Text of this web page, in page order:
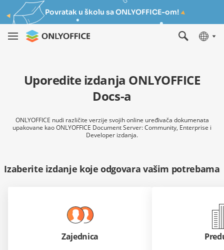
Povratak u školu sa ONLYOFFICE-om!
Uporedite izdanja ONLYOFFICE
Docs-a
ONLYOFFICE nudi različite verzije svojih online uređivača dokumenata
upakovane kao ONLYOFFICE Document Server: Community, Enterprise i
Developer izdanja.
Izaberite izdanje koje odgovara vašim potrebama
Zajednica